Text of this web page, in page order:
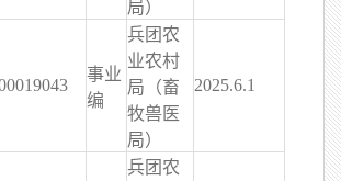
局）
事业
编
兵团农
业农村
局（畜
牧兽医
局）
2025.6.1
兵团农